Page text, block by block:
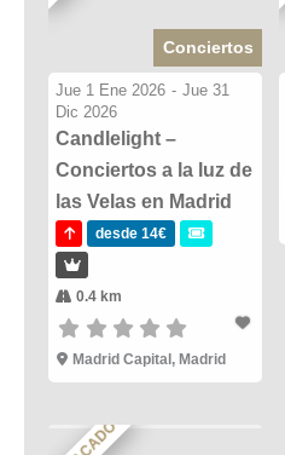
Conciertos
Jue 1 Ene 2026 - Jue 31
Dic 2026
Candlelight –
Conciertos a la luz de
las Velas en Madrid
desde 14€
0.4 km
Madrid Capital, Madrid